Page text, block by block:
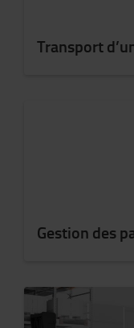
Transport
Gestion des